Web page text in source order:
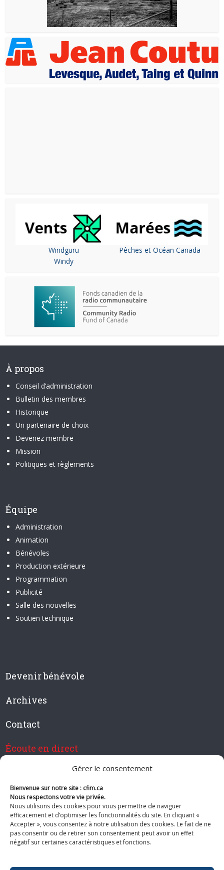
Gérer le consentement
Bienvenue sur notre site : cfim.ca
Nous respectons votre vie privée.
Nous utilisons des cookies pour vous permettre de naviguer
efficacement et d’optimiser les fonctionnalités du site. En cliquant «
Accepter », vous consentez à notre utilisation des cookies. Le fait de ne
pas consentir ou de retirer son consentement peut avoir un effet
négatif sur certaines caractéristiques et fonctions.
Windguru
Windy
Pêches et Océan Canada
À propos
Conseil d’administration
Bulletin des membres
Historique
Un partenaire de choix
Devenez membre
Mission
Politiques et règlements
Équipe
Administration
Animation
Bénévoles
Production extérieure
Programmation
Publicité
Salle des nouvelles
Soutien technique
Devenir bénévole
Archives
Contact
Écoute en direct
Devenir membre de CFIM
Suivez-nous